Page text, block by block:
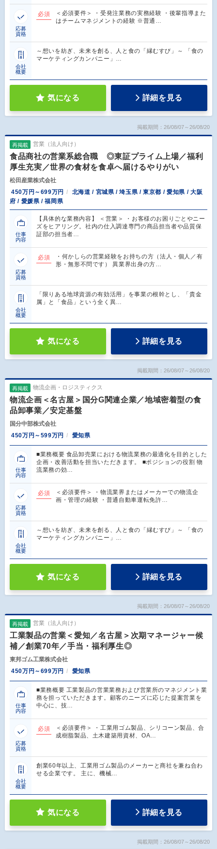
応募
資格
必須
＜必須要件＞ ・受発注業務の実務経験 ・後輩指導また
はチームマネジメントの経験 ※普通…
会社
概要
～想いを紡ぎ、未来を創る、人と食の「縁むすび」～ 「食の
マーケティングカンパニー」…
気になる 詳細を見る
掲載期間：26/08/07～26/08/20
再掲載 営業（法人向け）
食品商社の営業系総合職 ◎東証プライム上場／福利
厚生充実／世界の食材を食卓へ届けるやりがい
松田産業株式会社
450万円～699万円
北海道 / 宮城県 / 埼玉県 / 東京都 / 愛知県 / 大阪
府 / 愛媛県 / 福岡県
仕事
内容
【具体的な業務内容】 ＜営業＞ ・お客様のお困りごとやニー
ズをヒアリング。社内の仕入調達専門の商品担当者や品質保
証部の担当者…
応募
資格
必須
・何かしらの営業経験をお持ちの方（法人・個人／有
形・無形不問です） 異業界出身の方…
会社
概要
「限りある地球資源の有効活用」を事業の根幹とし、「貴金
属」と「食品」という全く異…
気になる 詳細を見る
掲載期間：26/08/07～26/08/20
再掲載 物流企画・ロジスティクス
物流企画＜名古屋＞国分G関連企業／地域密着型の食
品卸事業／安定基盤
国分中部株式会社
450万円～599万円
愛知県
仕事
内容
■業務概要 食品卸売業における物流業務の最適化を目的とした
企画・改善活動を担当いただきます。 ■ポジションの役割 物
流業務の効…
応募
資格
必須
＜必須要件＞ ・物流業界またはメーカーでの物流企
画・管理の経験 ・普通自動車運転免許…
会社
概要
～想いを紡ぎ、未来を創る、人と食の「縁むすび」～ 「食の
マーケティングカンパニー」…
気になる 詳細を見る
掲載期間：26/08/07～26/08/20
再掲載 営業（法人向け）
工業製品の営業＜愛知／名古屋＞次期マネージャー候
補／創業70年／手当・福利厚生◎
東邦ゴム工業株式会社
450万円～699万円
愛知県
仕事
内容
■業務概要 工業製品の営業業務および営業所のマネジメント業
務を担っていただきます。顧客のニーズに応じた提案営業を
中心に、技…
応募
資格
必須
＜必須要件＞ ・工業用ゴム製品、シリコーン製品、合
成樹脂製品、土木建築用資材、OA…
会社
概要
創業60年以上、工業用ゴム製品のメーカーと商社を兼ね合わ
せる企業です。 主に、機械…
気になる 詳細を見る
掲載期間：26/08/07～26/08/20